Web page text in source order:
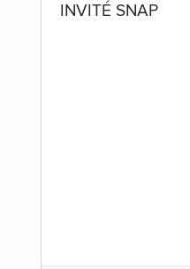
INVITÉ SNAP